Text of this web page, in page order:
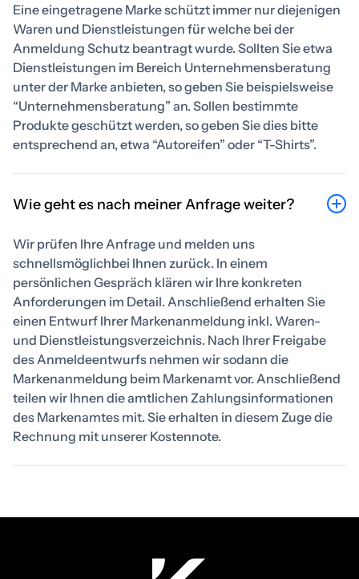
Eine eingetragene Marke schützt immer nur diejenigen
Waren und Dienstleistungen für welche bei der
Anmeldung Schutz beantragt wurde. Sollten Sie etwa
Dienstleistungen im Bereich Unternehmensberatung
unter der Marke anbieten, so geben Sie beispielsweise
“Unternehmensberatung” an. Sollen bestimmte
Produkte geschützt werden, so geben Sie dies bitte
entsprechend an, etwa “Autoreifen” oder “T-Shirts”.
Wie geht es nach meiner Anfrage weiter?
Wir prüfen Ihre Anfrage und melden uns
schnellsmöglichbei Ihnen zurück. In einem
persönlichen Gespräch klären wir Ihre konkreten
Anforderungen im Detail. Anschließend erhalten Sie
einen Entwurf Ihrer Markenanmeldung inkl. Waren-
und Dienstleistungsverzeichnis. Nach Ihrer Freigabe
des Anmeldeentwurfs nehmen wir sodann die
Markenanmeldung beim Markenamt vor. Anschließend
teilen wir Ihnen die amtlichen Zahlungsinformationen
des Markenamtes mit. Sie erhalten in diesem Zuge die
Rechnung mit unserer Kostennote.